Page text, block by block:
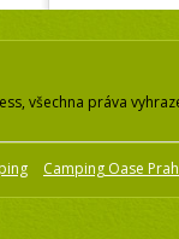
všechna práva
Camping Oase